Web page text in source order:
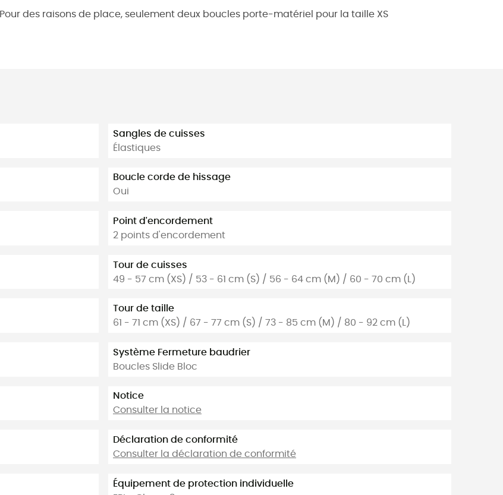
Pour des raisons de place, seulement deux boucles porte-matériel pour la taille XS
Sangles de cuisses
Élastiques
Boucle corde de hissage
Oui
Point d'encordement
2 points d'encordement
Tour de cuisses
49 - 57 cm (XS) / 53 - 61 cm (S) / 56 - 64 cm (M) / 60 - 70 cm (L)
Tour de taille
61 - 71 cm (XS) / 67 - 77 cm (S) / 73 - 85 cm (M) / 80 - 92 cm (L)
Système Fermeture baudrier
Boucles Slide Bloc
Notice
Consulter la notice
Déclaration de conformité
Consulter la déclaration de conformité
Équipement de protection individuelle